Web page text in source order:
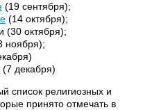
(19 сентября);
(14 октября);
(30 октября);
ноября);
(7 декабря)
список религиозных и
принято отмечать в